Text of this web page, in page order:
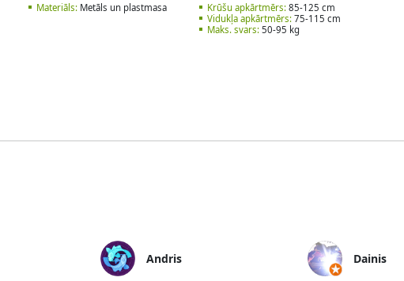
Materiāls:Metāls un plastmasa Krūšu apkārtmērs: 85-125 cm
Vidukļa apkārtmērs: 75-115 cm
Maks. svars: 50-95 kg
Andris Dainis